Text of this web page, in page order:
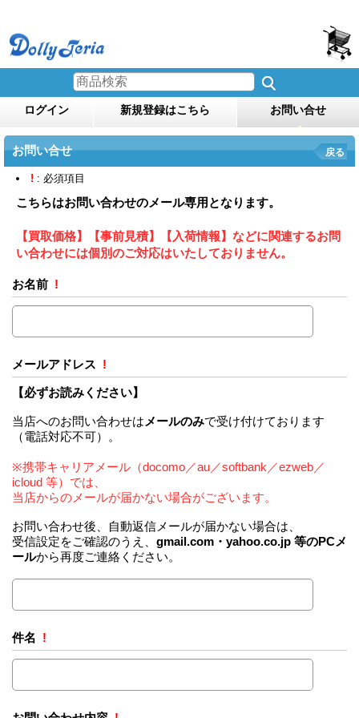
ログイン 新規登録はこちら お問い合せ
お問い合せ 戻る
! : 必須項目
こちらはお問い合わせのメール専用となります。
【買取価格】【事前見積】【入荷情報】などに関連するお問
い合わせには個別のご対応はいたしておりません。
お名前 !
メールアドレス !
【必ずお読みください】
当店へのお問い合わせは メールのみで受け付けております
（電話対応不可）。
※携帯キャリアメール（docomo／au／softbank／ezweb／
icloud 等）では、
当店からのメールが届かない場合がございます。
お問い合わせ後、自動返信メールが届かない場合は、
受信設定をご確認のうえ、 gmail.com・yahoo.co.jp 等のPCメ
ールから再度ご連絡ください。
件名 !